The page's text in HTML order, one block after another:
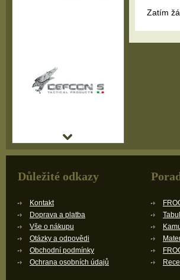
Zatím
Důležité odkazy
Kontakt
Doprava a platba
Vše o nákupu
Otázky a odpovědi
Obchodní podmínky
Ochrana osobních údajů